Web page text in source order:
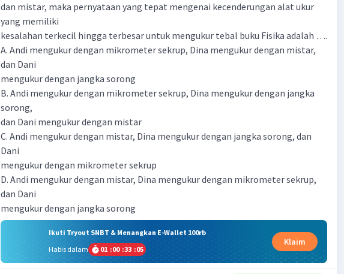
dan mistar, maka pernyataan yang tepat mengenai kecenderungan alat ukur
yang memiliki
kesalahan terkecil hingga terbesar untuk mengukur tebal buku Fisika adalah ….
A. Andi mengukur dengan mikrometer sekrup, Dina mengukur dengan mistar,
dan Dani
mengukur dengan jangka sorong
B. Andi mengukur dengan mikrometer sekrup, Dina mengukur dengan jangka
sorong,
dan Dani mengukur dengan mistar
C. Andi mengukur dengan mistar, Dina mengukur dengan jangka sorong, dan
Dani
mengukur dengan mikrometer sekrup
D. Andi mengukur dengan mistar, Dina mengukur dengan mikrometer sekrup,
dan Dani
mengukur dengan jangka sorong
Ikuti Tryout SNBT & Menangkan E-Wallet 100rb
Habis dalam
01 :00 :33 :05
Klaim